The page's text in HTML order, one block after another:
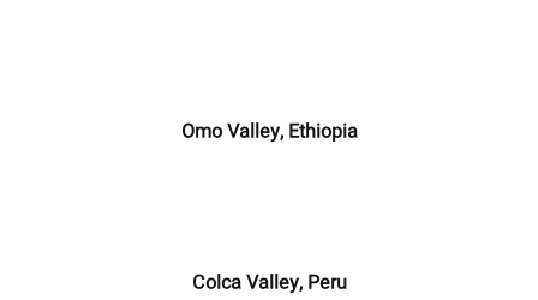
Omo Valley, Ethiopia
Colca Valley, Peru